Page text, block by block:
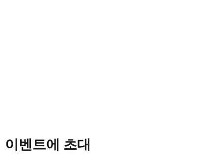
이벤트에 초대